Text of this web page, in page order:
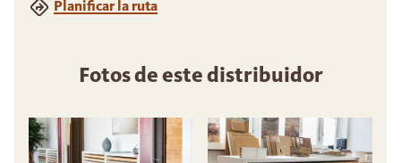
Planificar la ruta
Fotos de este distribuidor